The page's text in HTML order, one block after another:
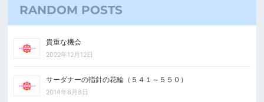
RANDOM POSTS
貴重な機会
2022年12月12日
サーダナーの指針の花輪（５４１～５５０）
2014年8月8日